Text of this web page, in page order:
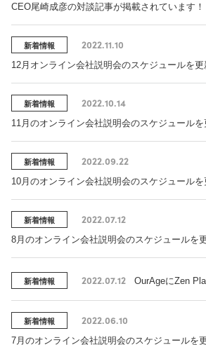
CEO尾崎成彦の対談記事が掲載されています！
新着情報 2022.11.10
12月オンライン会社説明会のスケジュールを更
新着情報 2022.10.14
11月のオンライン会社説明会のスケジュールを
新着情報 2022.09.22
10月のオンライン会社説明会のスケジュールを
新着情報 2022.07.12
8月のオンライン会社説明会のスケジュールを
新着情報 2022.07.12 OurAgeにZen
新着情報 2022.06.10
7月のオンライン会社説明会のスケジュールを